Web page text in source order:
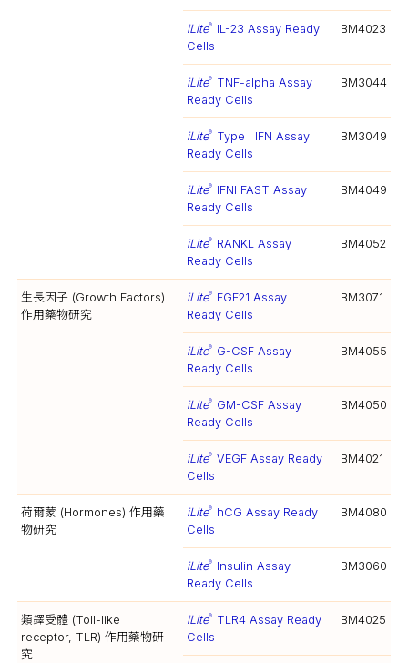
iLite®
IL-23 Assay Ready
Cells
BM4023
iLite®
TNF-alpha Assay
Ready Cells
BM3044
iLite®
Type I IFN Assay
Ready Cells
BM3049
iLite®
IFNI FAST Assay
Ready Cells
BM4049
iLite®
RANKL Assay
Ready Cells
BM4052
生長因子 (Growth Factors)
作用藥物研究
iLite®
FGF21 Assay
Ready Cells
BM3071
iLite®
G-CSF Assay
Ready Cells
BM4055
iLite®
GM-CSF Assay
Ready Cells
BM4050
iLite®
VEGF Assay Ready
Cells
BM4021
荷爾蒙 (Hormones) 作用藥
物研究
iLite®
hCG Assay Ready
Cells
BM4080
iLite®
Insulin Assay
Ready Cells
BM3060
類鐸受體 (Toll-like
receptor, TLR) 作用藥物研
究
iLite®
TLR4 Assay Ready
Cells
BM4025